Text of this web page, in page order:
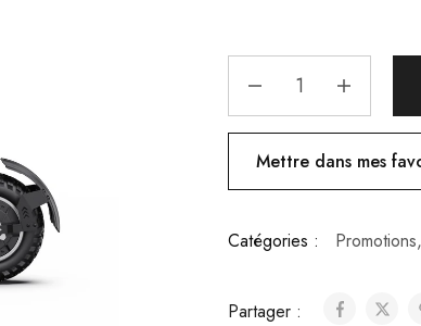
Mettre dans mes
Catégories : Promotions,
Partager :